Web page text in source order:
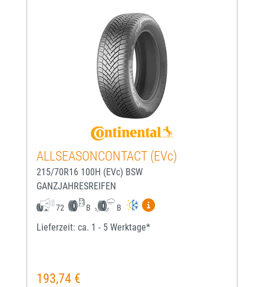
ALLSEASONCONTACT (EVc)
215/70R16 100H (EVc) BSW
GANZJAHRESREIFEN
72 B B
Mehr Informationen zum
Lieferzeit: ca. 1 - 5 Werktage*
Regulärer Preis:
193,74 €